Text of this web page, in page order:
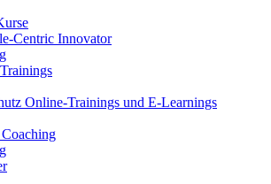
Centric Innovator
Online-Trainings und E-Learnings